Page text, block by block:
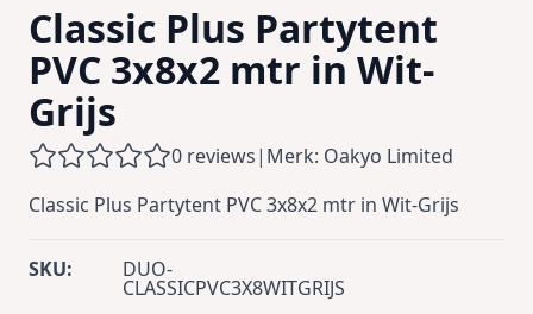
Classic Plus Partytent
PVC 3x8x2 mtr in Wit-
Grijs
0 reviews| Merk: Oakyo Limited
Classic Plus Partytent PVC 3x8x2 mtr in Wit-Grijs
SKU: DUO-
CLASSICPVC3X8WITGRIJS